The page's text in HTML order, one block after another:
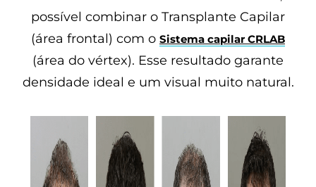
possível combinar o Transplante Capilar
(área frontal) com o Sistema capilar CRLAB
(área do vértex). Esse resultado garante
densidade ideal e um visual muito natural.